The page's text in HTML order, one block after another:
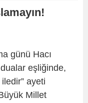
günü Hacı
eşliğinde,
ayeti
Millet